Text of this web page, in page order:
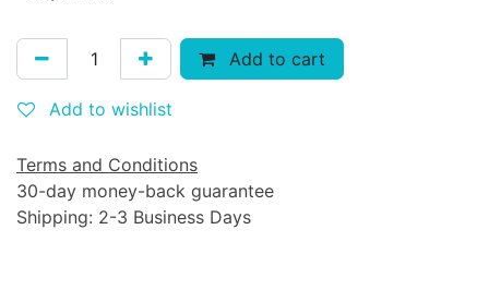
Add to cart
Add to wishlist
Terms and Conditions
30-day money-back guarantee
Shipping: 2-3 Business Days